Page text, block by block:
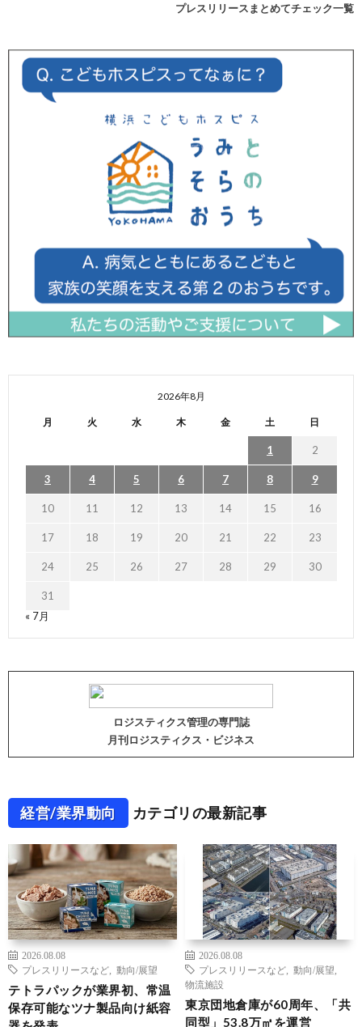
プレスリリースまとめてチェック一覧
2026年8月
月 火 水 木 金 土 日
1 2
3 4 5 6 7 8 9
10 11 12 13 14 15 16
17 18 19 20 21 22 23
24 25 26 27 28 29 30
31
« 7月
ロジスティクス管理の専門誌
月刊ロジスティクス・ビジネス
経営/業界動向 カテゴリの最新記事
2026.08.08
プレスリリースなど
動向/展望
テトラパックが業界初、常温
保存可能なツナ製品向け紙容
2026.08.08
プレスリリースなど
動向/展望
物流施設
東京団地倉庫が60周年、「共
同型」53.8万㎡を運営